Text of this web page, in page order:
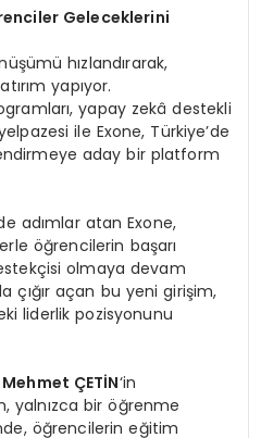
Geleceklerini
hızlandırarak,
yapıyor.
yapay zekâ destekli
ile Exone, Türkiye’de
aday bir platform
adımlar atan Exone,
öğrencilerin başarı
olmaya devam
çığır açan bu yeni girişim,
liderlik pozisyonunu
ÇETİN‘in
yalnızca bir öğrenme
öğrencilerin eğitim